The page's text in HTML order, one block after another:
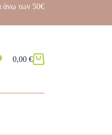
άνω των 50€
0,00 €